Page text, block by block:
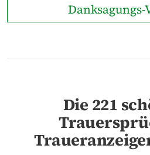
Danksagungs-
Die 221